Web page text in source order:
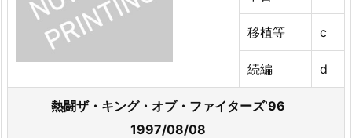
移植等 c
続編 d
熱闘ザ・キング・オブ・ファイターズ’96
1997/08/08